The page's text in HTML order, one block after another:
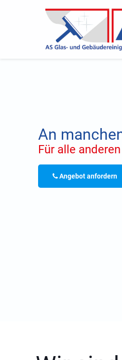
An
Für alle
Angebot anfordern